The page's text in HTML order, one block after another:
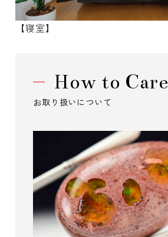
【寝室】
How to Care
お取り扱いについて